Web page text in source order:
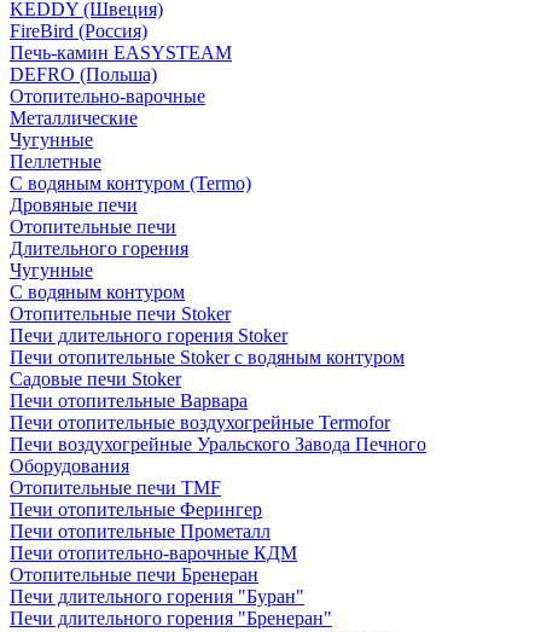
KEDDY (Швеция)
FireBird (Россия)
Печь-камин EASYSTEAM
DEFRO (Польша)
Отопительно-варочные
Металлические
Чугунные
Пеллетные
С водяным контуром (Termo)
Дровяные печи
Отопительные печи
Длительного горения
Чугунные
C водяным контуром
Отопительные печи Stoker
Печи длительного горения Stoker
Печи отопительные Stoker с водяным контуром
Садовые печи Stoker
Печи отопительные Варвара
Печи отопительные воздухогрейные Termofor
Печи воздухогрейные Уральского Завода Печного
Оборудования
Отопительные печи TMF
Печи отопительные Ферингер
Печи отопительные Прометалл
Печи отопительно-варочные КДМ
Отопительные печи Бренеран
Печи длительного горения "Буран"
Печи длительного горения "Бренеран"